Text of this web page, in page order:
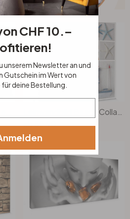
Leinwandbild Beach Collage
ab52.90
CHF 10.–
unserem Newsletter an und
Gutschein im Wert von
für deine Bestellung.